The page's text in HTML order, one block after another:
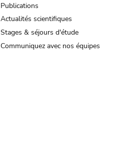
Publications
Actualités scientifiques
Stages & séjours d'étude
Communiquez avec nos équipes